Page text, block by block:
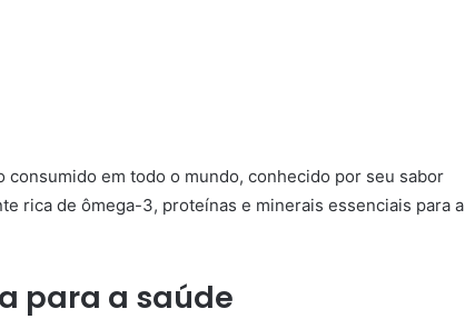
consumido em todo o mundo, conhecido por seu sabor
rica de ômega-3, proteínas e minerais essenciais para a
para a saúde